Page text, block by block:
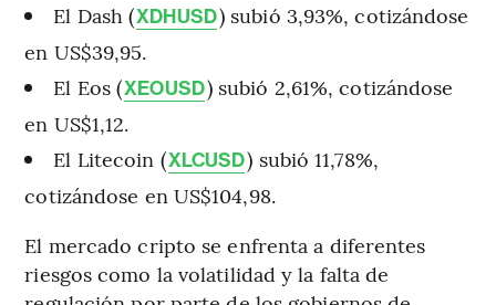
El Dash (XDHUSD) subió 3,93%, cotizándose
en US$39,95.
El Eos (XEOUSD) subió 2,61%, cotizándose
en US$1,12.
El Litecoin (XLCUSD) subió 11,78%,
cotizándose en US$104,98.
El mercado cripto se enfrenta a diferentes
riesgos como la volatilidad y la falta de